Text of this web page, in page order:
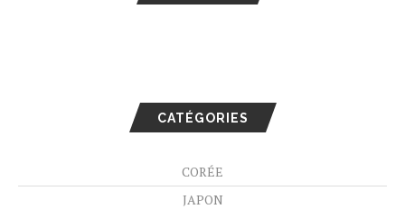
CATÉGORIES
CORÉE
JAPON